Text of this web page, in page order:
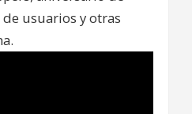
de usuarios y otras